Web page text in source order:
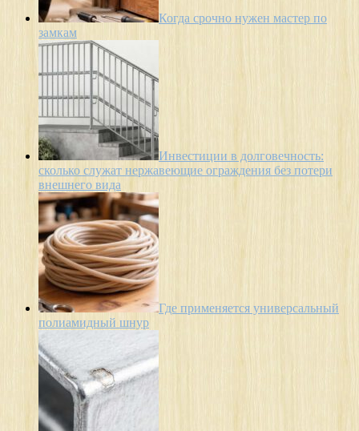
Когда срочно нужен мастер по
замкам
Инвестиции в долговечность:
сколько служат нержавеющие ограждения без потери
внешнего вида
Где применяется универсальный
полиамидный шнур